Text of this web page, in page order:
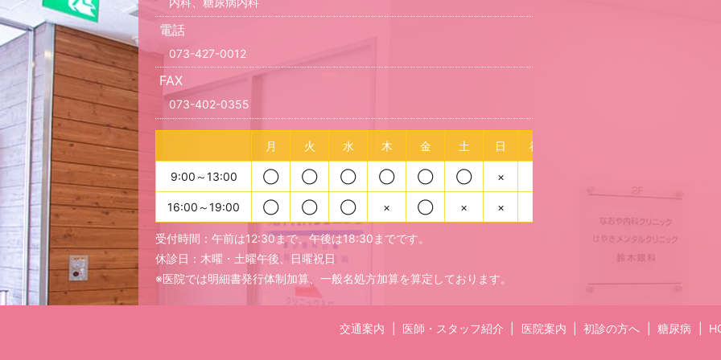
電話
073-427-0012
FAX
073-402-0355
月 火 水 木 金 土 日 祝
9:00～13:00 ◯ ◯ ◯ ◯ ◯ ◯ ×
16:00～19:00 ◯ ◯ ◯ × ◯ × ×
受付時間：午前は12:30まで、午後は18:30までです。
休診日：木曜・土曜午後、日曜祝日
※医院では明細書発行体制加算、一般名処方加算を算定しております。
交通案内 医師・スタッフ紹介 医院案内 初診の方へ 糖尿病